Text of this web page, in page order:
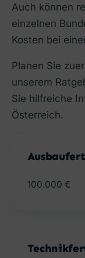
Auch können
einzelnen
Kosten bei
Planen Sie
unserem
Sie hilfreiche
Österreich.
100.000 €